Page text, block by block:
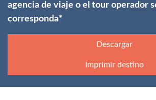
agencia de viaje o el tour operador
corresponda*
Descargar
Imprimir destino